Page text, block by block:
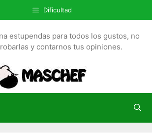
Dificultad
estupendas para todos los gustos, no
y contarnos tus opiniones.